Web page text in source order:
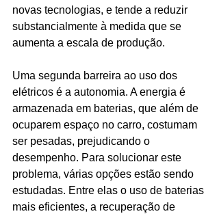
novas tecnologias, e tende a reduzir
substancialmente à medida que se
aumenta a escala de produção.
Uma segunda barreira ao uso dos
elétricos é a autonomia. A energia é
armazenada em baterias, que além de
ocuparem espaço no carro, costumam
ser pesadas, prejudicando o
desempenho. Para solucionar este
problema, várias opções estão sendo
estudadas. Entre elas o uso de baterias
mais eficientes, a recuperação de